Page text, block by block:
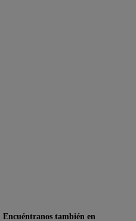
Encuéntranos también en